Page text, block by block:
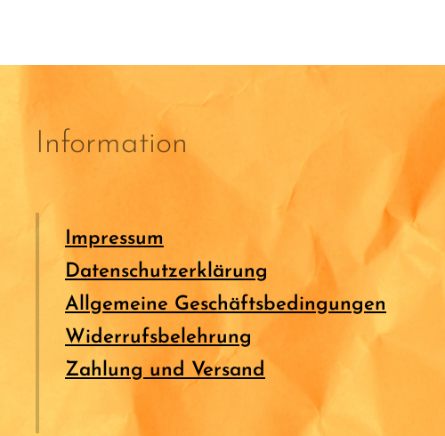
Information
Impressum
Datenschutzerklärung
Allgemeine Geschäftsbedingungen
Widerrufsbelehrung
Zahlung und Versand